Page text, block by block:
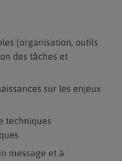
(organisation, outils
des tâches et
sur les enjeux
techniques
message et à